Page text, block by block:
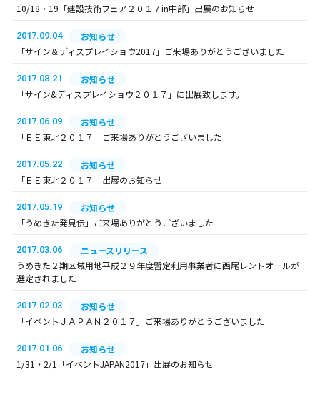
10/18・19「建設技術フェア２０１７in中部」出展のお知らせ
2017.09.04
お知らせ
「サイン＆ディスプレイショウ2017」ご来場ありがとうございました
2017.08.21
お知らせ
「サイン&ディスプレイショウ２０１７」に出展致します。
2017.06.09
お知らせ
「ＥＥ東北２０１７」ご来場ありがとうございました
2017.05.22
お知らせ
「ＥＥ東北２０１７」出展のお知らせ
2017.05.19
お知らせ
「うめきた発見伝」ご来場ありがとうございました
2017.03.06
ニュースリリース
うめきた２期区域用地平成２９年度暫定利用事業者に西尾レントオールが
選定されました
2017.02.03
お知らせ
「イベントＪＡＰＡＮ２０１７」ご来場ありがとうございました
2017.01.06
お知らせ
1/31・2/1「イベントJAPAN2017」出展のお知らせ